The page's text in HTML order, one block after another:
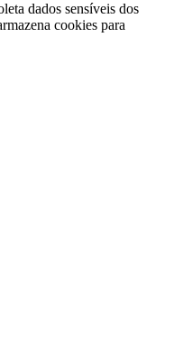
dados sensíveis dos
cookies para